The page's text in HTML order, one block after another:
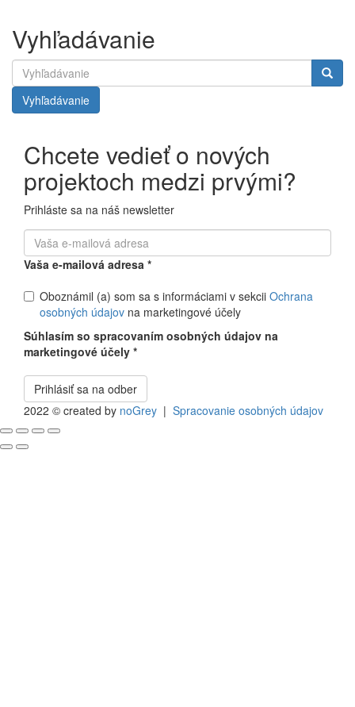
Vyhľadávanie
Vyhľadávanie
Chcete vedieť o nových
projektoch medzi prvými?
Prihláste sa na náš newsletter
Vaša e-mailová adresa *
Oboznámil (a) som sa s informáciami v sekcii Ochrana
osobných údajov na marketingové účely
Súhlasím so spracovaním osobných údajov na
marketingové účely *
Prihlásiť sa na odber
2022 © created by noGrey | Spracovanie osobných údajov